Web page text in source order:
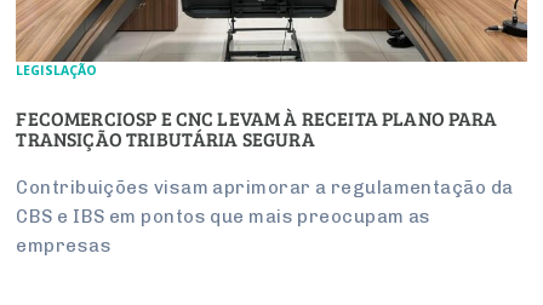
LEGISLAÇÃO
FECOMERCIOSP E CNC LEVAM À RECEITA PLANO PARA
TRANSIÇÃO TRIBUTÁRIA SEGURA
Contribuições visam aprimorar a regulamentação da
CBS e IBS em pontos que mais preocupam as
empresas